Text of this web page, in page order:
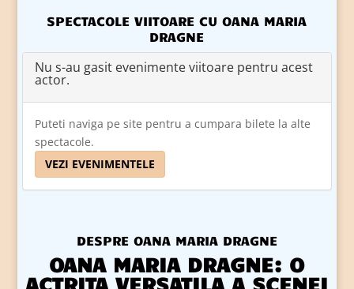
SPECTACOLE VIITOARE CU OANA MARIA
DRAGNE
Nu s-au gasit evenimente viitoare pentru acest
actor.
Puteti naviga pe site pentru a cumpara bilete la alte
spectacole.
VEZI EVENIMENTELE
DESPRE OANA MARIA DRAGNE
OANA MARIA DRAGNE: O
ACTRITA VERSATILA A SCENEI